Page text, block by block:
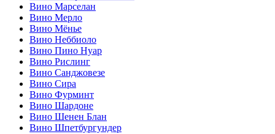
Вино Марселан
Вино Мерло
Вино Мёнье
Вино Неббиоло
Вино Пино Нуар
Вино Рислинг
Вино Санджовезе
Вино Сира
Вино Фурминт
Вино Шардоне
Вино Шенен Блан
Вино Шпетбургундер